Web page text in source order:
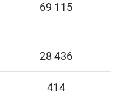
69 115
28 436
414